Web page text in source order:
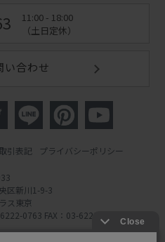
11:00 - 18:00
（土日定休）
い合わせ
引表記 プライバシーポリシー
区新川1-9-3
ス東京
0763 FAX：03-6222-0762